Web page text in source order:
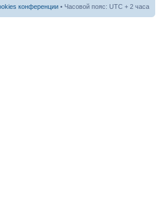
конференции • Часовой пояс: UTC + 2 часа